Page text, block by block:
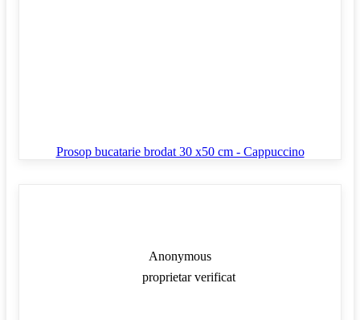
Prosop bucatarie brodat 30 x50 cm - Cappuccino
Anonymous
proprietar verificat